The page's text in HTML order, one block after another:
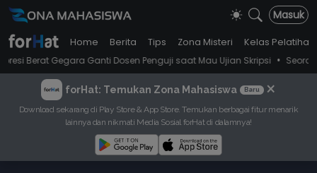
Masuk
Home Berita Tips Zona Misteri
Kelas Pelatihan
Ganti Dosen Penguji saat Mau Ujian Skripsi • Seorang Wanita
forHat: Temukan Zona Mahasiswa Baru ×
Download sekarang di Play Store & App Store. Temukan berbagai fitur menarik
lainnya dan nikmati Media Sosial forHat di dalamnya!